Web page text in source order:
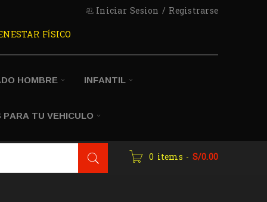
FÍSICO
Iniciar Sesion / Registrarse
HOMBRE INFANTIL
TU VEHICULO
0 items - S/0.00